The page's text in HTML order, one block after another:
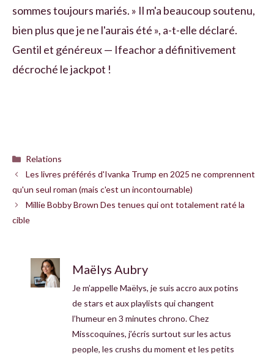
sommes toujours mariés. » Il m'a beaucoup soutenu,
bien plus que je ne l'aurais été », a-t-elle déclaré.
Gentil et généreux — Ifeachor a définitivement
décroché le jackpot !
Catégories
Relations
Les livres préférés d'Ivanka Trump en 2025 ne comprennent
qu'un seul roman (mais c'est un incontournable)
Millie Bobby Brown Des tenues qui ont totalement raté la
cible
Maëlys Aubry
Je m’appelle Maëlys, je suis accro aux potins
de stars et aux playlists qui changent
l’humeur en 3 minutes chrono. Chez
Misscoquines, j’écris surtout sur les actus
people, les crushs du moment et les petits